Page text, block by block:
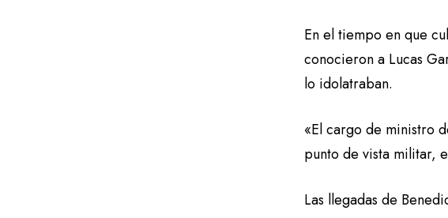
En el tiempo en que
conocieron a Lucas
lo idolatraban.
«El cargo de ministro
punto de vista militar,
Las llegadas de